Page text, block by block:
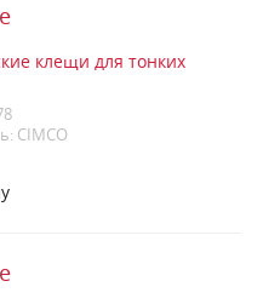
клещи для тонких
CIMCO